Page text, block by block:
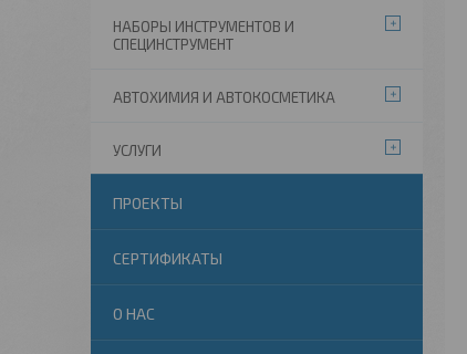
НАБОРЫ ИНСТРУМЕНТОВ И
СПЕЦИНСТРУМЕНТ
АВТОХИМИЯ И АВТОКОСМЕТИКА
УСЛУГИ
ПРОЕКТЫ
СЕРТИФИКАТЫ
О НАС